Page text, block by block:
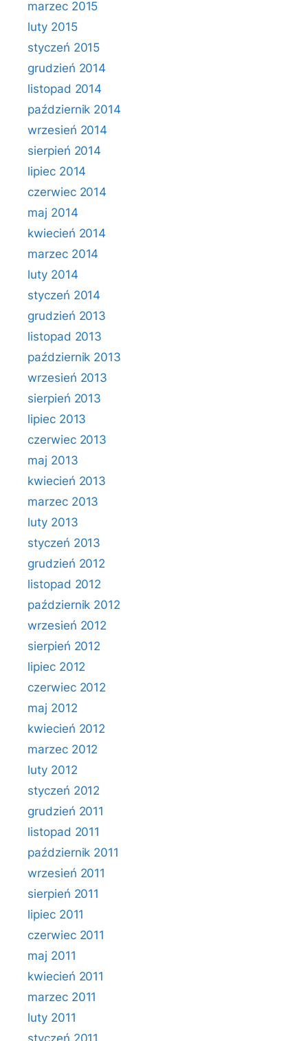
marzec 2015
luty 2015
styczeń 2015
grudzień 2014
listopad 2014
październik 2014
wrzesień 2014
sierpień 2014
lipiec 2014
czerwiec 2014
maj 2014
kwiecień 2014
marzec 2014
luty 2014
styczeń 2014
grudzień 2013
listopad 2013
październik 2013
wrzesień 2013
sierpień 2013
lipiec 2013
czerwiec 2013
maj 2013
kwiecień 2013
marzec 2013
luty 2013
styczeń 2013
grudzień 2012
listopad 2012
październik 2012
wrzesień 2012
sierpień 2012
lipiec 2012
czerwiec 2012
maj 2012
kwiecień 2012
marzec 2012
luty 2012
styczeń 2012
grudzień 2011
listopad 2011
październik 2011
wrzesień 2011
sierpień 2011
lipiec 2011
czerwiec 2011
maj 2011
kwiecień 2011
marzec 2011
luty 2011
styczeń 2011